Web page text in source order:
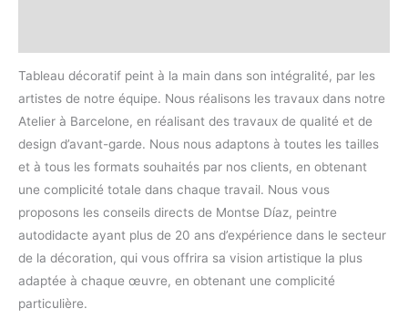
Tableau décoratif peint à la main dans son intégralité, par les
artistes de notre équipe. Nous réalisons les travaux dans notre
Atelier à Barcelone, en réalisant des travaux de qualité et de
design d’avant-garde. Nous nous adaptons à toutes les tailles
et à tous les formats souhaités par nos clients, en obtenant
une complicité totale dans chaque travail. Nous vous
proposons les conseils directs de Montse Díaz, peintre
autodidacte ayant plus de 20 ans d’expérience dans le secteur
de la décoration, qui vous offrira sa vision artistique la plus
adaptée à chaque œuvre, en obtenant une complicité
particulière.